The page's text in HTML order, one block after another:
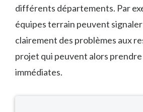
différents départements. Par
équipes terrain peuvent
clairement des problèmes aux
projet qui peuvent alors prendre
immédiates.